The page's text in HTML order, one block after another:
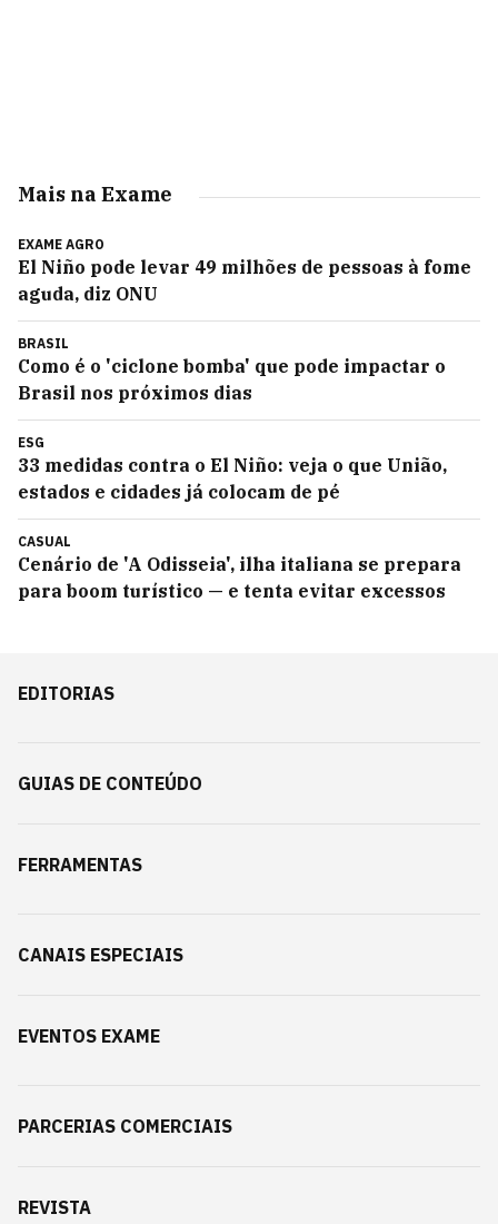
Mais na Exame
EXAME AGRO
El Niño pode levar 49 milhões de pessoas à fome
aguda, diz ONU
BRASIL
Como é o 'ciclone bomba' que pode impactar o
Brasil nos próximos dias
ESG
33 medidas contra o El Niño: veja o que União,
estados e cidades já colocam de pé
CASUAL
Cenário de 'A Odisseia', ilha italiana se prepara
para boom turístico — e tenta evitar excessos
EDITORIAS
GUIAS DE CONTEÚDO
FERRAMENTAS
CANAIS ESPECIAIS
EVENTOS EXAME
PARCERIAS COMERCIAIS
REVISTA